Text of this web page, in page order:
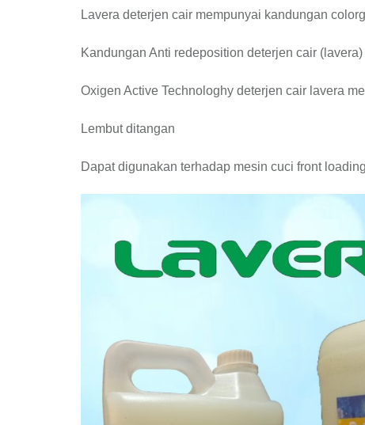
Lavera deterjen cair mempunyai kandungan
Kandungan Anti redeposition deterjen cair
Oxigen Active Technologhy deterjen cair lavera
Lembut ditangan
Dapat digunakan terhadap mesin cuci front